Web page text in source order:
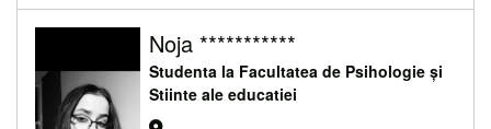
Noja ***********
Studenta la Facultatea de Psihologie și
Stiinte ale educatiei